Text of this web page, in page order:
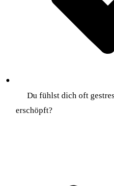
Du fühlst dich oft
erschöpft?